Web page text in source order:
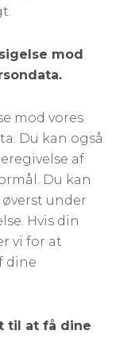
mod
mod vores
Du kan også
af
Du kan
under
Hvis din
vi for at
dine
til at få dine